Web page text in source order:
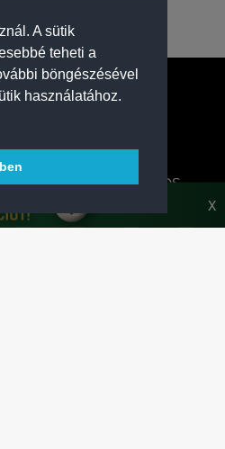
A sütik
teheti a
böngészésével
használatához.
CLUB HIVATALOS
X